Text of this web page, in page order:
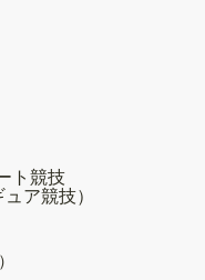
ト競技
ア競技）